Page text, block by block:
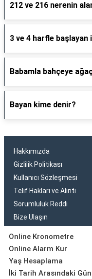
212 ve 216 nerenin
3 ve 4 harfle başlayan
Babamla bahçeye
Bayan kime denir?
Hakkımızda
Gizlilik Politikası
Kullanıcı Sözleşmesi
Telif Hakları ve Alıntı
Sorumluluk Reddi
Bize Ulaşın
Online Kronometre
Online Alarm Kur
Yaş Hesaplama
İki Tarih Arasındaki Gün